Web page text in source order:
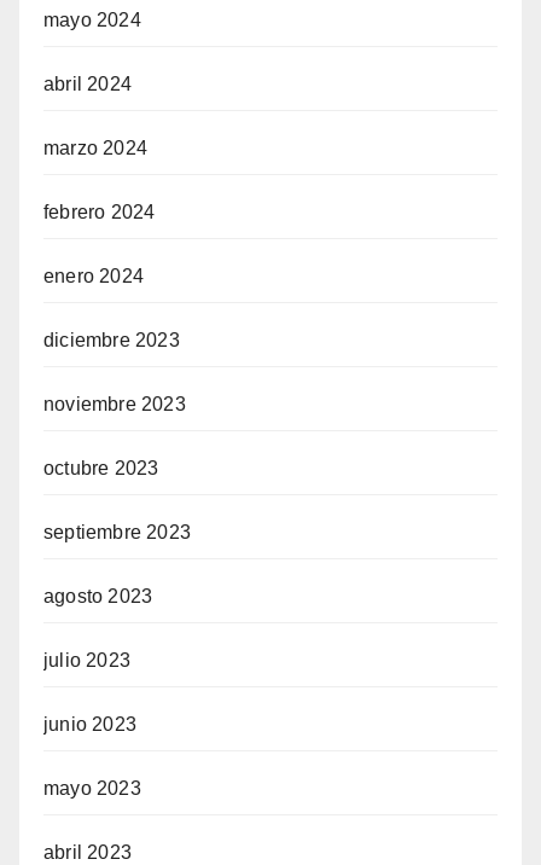
mayo 2024
abril 2024
marzo 2024
febrero 2024
enero 2024
diciembre 2023
noviembre 2023
octubre 2023
septiembre 2023
agosto 2023
julio 2023
junio 2023
mayo 2023
abril 2023